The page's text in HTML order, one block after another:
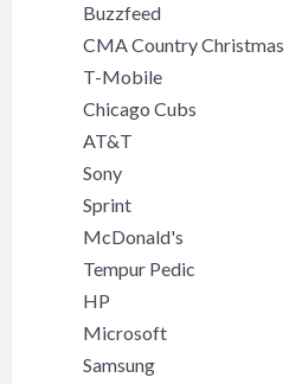
Buzzfeed
CMA Country Christmas
T-Mobile
Chicago Cubs
AT&T
Sony
Sprint
McDonald's
Tempur Pedic
HP
Microsoft
Samsung